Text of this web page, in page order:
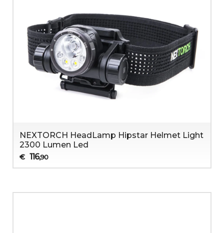
NEXTORCH HeadLamp Hipstar Helmet Light
2300 Lumen Led
€ 116,90